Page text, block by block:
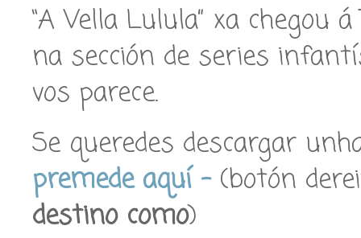
“A Vella Lulula” xa chegou
na sección de series
vos parece.
Se queredes descargar
premede aquí – (botón
destino como)